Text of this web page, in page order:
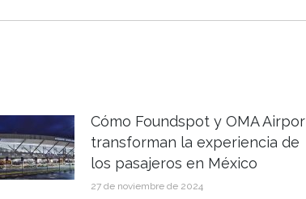
Cómo Foundspot y OMA
transforman la experiencia de
los pasajeros en México
27 de noviembre de 2024